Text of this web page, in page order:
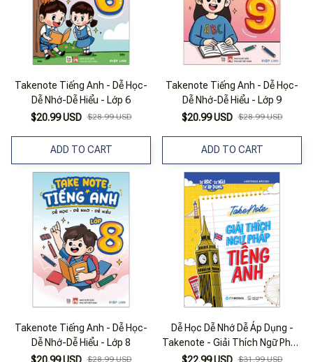
Takenote Tiếng Anh - Dễ Học-
Dễ Nhớ-Dễ Hiểu - Lớp 6
$20.99 USD $28.99 USD
ADD TO CART
Takenote Tiếng Anh - Dễ Học-
Dễ Nhớ-Dễ Hiểu - Lớp 9
$20.99 USD $28.99 USD
ADD TO CART
Takenote Tiếng Anh - Dễ Học-
Dễ Nhớ-Dễ Hiểu - Lớp 8
$28.99 USD
Dễ Học Dễ Nhớ Dễ Áp Dụng -
Takenote - Giải Thích Ngữ Pháp
Tiếng Anh$31.99 USD